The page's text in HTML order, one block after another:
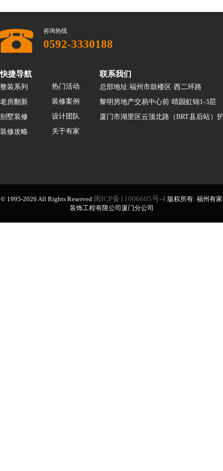
咨询热线
0592-3330188
快捷导航
整装系列
老房翻新
别墅装修
装修攻略
热门活动
装修案例
设计团队
关于有家
联系我们
总部地址:福州市鼓楼区·西二环路
黎明房地产交易中心前·晴园虹锦1-3层
厦门市湖里区云顶北路（BRT县后站）
© 1995-2026 All Rights Reserved 闽ICP备11006605号-4 版权所有: 福州有家
装饰工程有限公司厦门分公司